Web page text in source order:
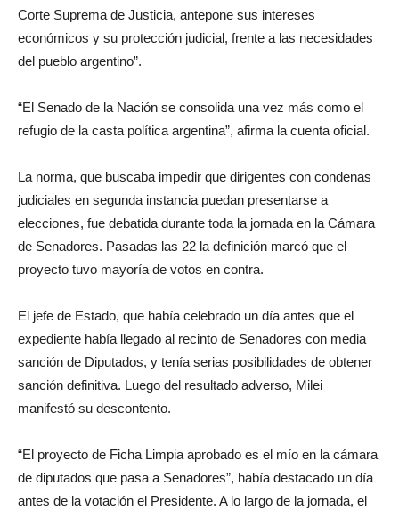
Corte Suprema de Justicia, antepone sus intereses
económicos y su protección judicial, frente a las necesidades
del pueblo argentino”.
“El Senado de la Nación se consolida una vez más como el
refugio de la casta política argentina”, afirma la cuenta oficial.
La norma, que buscaba impedir que dirigentes con condenas
judiciales en segunda instancia puedan presentarse a
elecciones, fue debatida durante toda la jornada en la Cámara
de Senadores. Pasadas las 22 la definición marcó que el
proyecto tuvo mayoría de votos en contra.
El jefe de Estado, que había celebrado un día antes que el
expediente había llegado al recinto de Senadores con media
sanción de Diputados, y tenía serias posibilidades de obtener
sanción definitiva. Luego del resultado adverso, Milei
manifestó su descontento.
“El proyecto de Ficha Limpia aprobado es el mío en la cámara
de diputados que pasa a Senadores”, había destacado un día
antes de la votación el Presidente. A lo largo de la jornada, el